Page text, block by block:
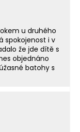
5 hvězdiček.
u druhého
spokojenost i v
že jde dítě s
objednáno
batohy s
5 hvězdiček.